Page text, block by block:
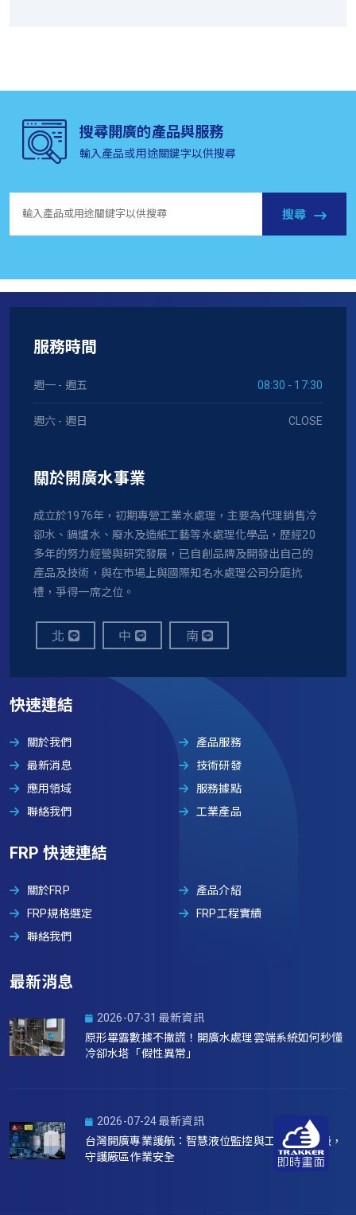
搜尋開廣的產品與服務
輸入產品或用途關鍵字以供搜尋
搜尋
服務時間
週一 - 週五 08:30 - 17:30
週六 - 週日 CLOSE
關於開廣水事業
成立於1976年，初期專營工業水處理，主要為代理銷售冷
卻水、鍋爐水、廢水及造紙工藝等水處理化學品，歷經20
多年的努力經營與研究發展，已自創品牌及開發出自己的
產品及技術，與在市場上與國際知名水處理公司分庭抗
禮，爭得一席之位。
北 中 南
快速連結
關於我們
產品服務
最新消息
技術研發
應用領域
服務據點
聯絡我們
工業產品
FRP 快速連結
關於FRP
產品介紹
FRP規格選定
FRP工程實績
聯絡我們
最新消息
2026-07-31 最新資訊
原形畢露數據不撒謊！開廣水處理雲端系統如何秒懂
冷卻水塔「假性異常」
2026-07-24 最新資訊
台灣開廣專業護航：智慧液位監控與工安意識升級，
守護廠區作業安全